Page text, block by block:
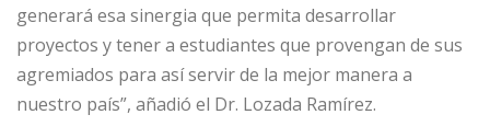
generará esa sinergia que permita desarrollar
proyectos y tener a estudiantes que provengan de sus
agremiados para así servir de la mejor manera a
nuestro país”, añadió el Dr. Lozada Ramírez.